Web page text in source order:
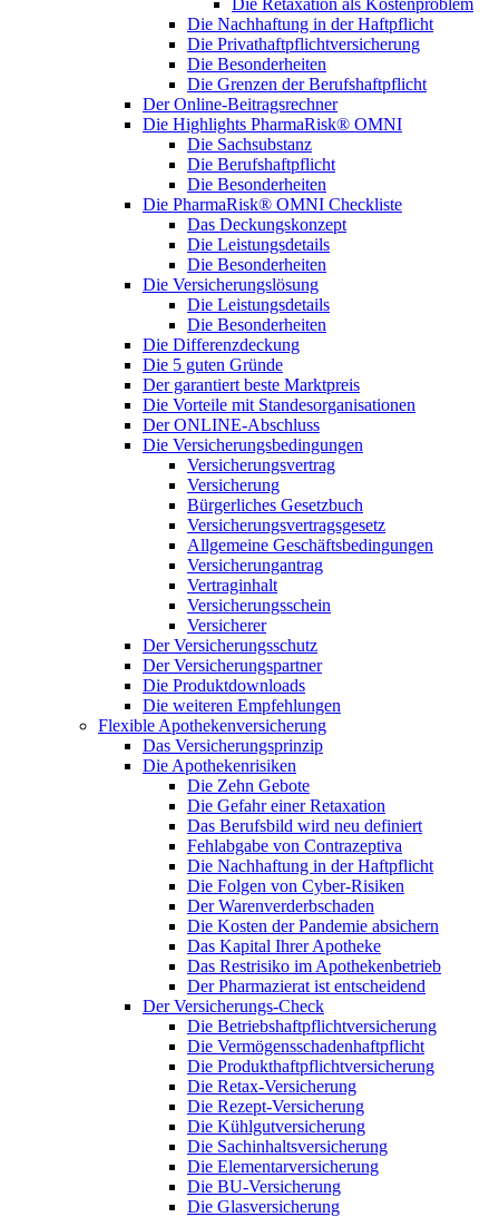
Die Retaxation als Kostenproblem
Die Nachhaftung in der Haftpflicht
Die Privathaftpflichtversicherung
Die Besonderheiten
Die Grenzen der Berufshaftpflicht
Der Online-Beitragsrechner
Die Highlights PharmaRisk® OMNI
Die Sachsubstanz
Die Berufshaftpflicht
Die Besonderheiten
Die PharmaRisk® OMNI Checkliste
Das Deckungskonzept
Die Leistungsdetails
Die Besonderheiten
Die Versicherungslösung
Die Leistungsdetails
Die Besonderheiten
Die Differenzdeckung
Die 5 guten Gründe
Der garantiert beste Marktpreis
Die Vorteile mit Standesorganisationen
Der ONLINE-Abschluss
Die Versicherungsbedingungen
Versicherungsvertrag
Versicherung
Bürgerliches Gesetzbuch
Versicherungsvertragsgesetz
Allgemeine Geschäftsbedingungen
Versicherungantrag
Vertraginhalt
Versicherungsschein
Versicherer
Der Versicherungsschutz
Der Versicherungspartner
Die Produktdownloads
Die weiteren Empfehlungen
Flexible Apothekenversicherung
Das Versicherungsprinzip
Die Apothekenrisiken
Die Zehn Gebote
Die Gefahr einer Retaxation
Das Berufsbild wird neu definiert
Fehlabgabe von Contrazeptiva
Die Nachhaftung in der Haftpflicht
Die Folgen von Cyber-Risiken
Der Warenverderbschaden
Die Kosten der Pandemie absichern
Das Kapital Ihrer Apotheke
Das Restrisiko im Apothekenbetrieb
Der Pharmazierat ist entscheidend
Der Versicherungs-Check
Die Betriebshaftpflichtversicherung
Die Vermögensschadenhaftpflicht
Die Produkthaftpflichtversicherung
Die Retax-Versicherung
Die Rezept-Versicherung
Die Kühlgutversicherung
Die Sachinhaltsversicherung
Die Elementarversicherung
Die BU-Versicherung
Die Glasversicherung